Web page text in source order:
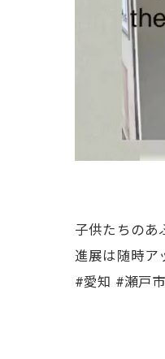
子供たちのあ
進展は随時ア
#愛知 #瀬戸